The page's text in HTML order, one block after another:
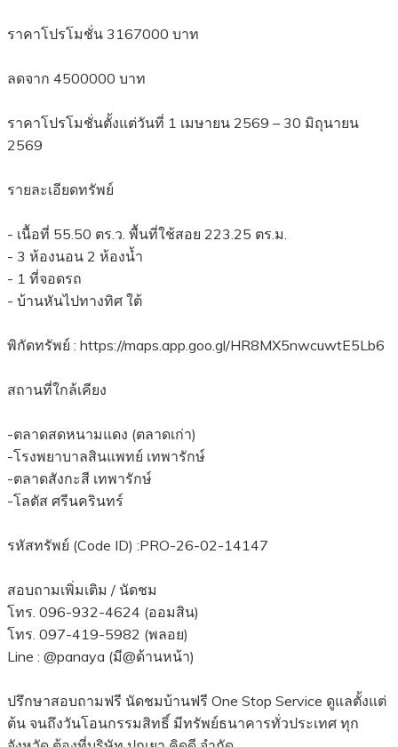
ราคาโปรโมชั่น 3167000 บาท
ลดจาก 4500000 บาท
ราคาโปรโมชั่นตั้งแต่วันที่ 1 เมษายน 2569 – 30 มิถุนายน
2569
รายละเอียดทรัพย์
- เนื้อที่ 55.50 ตร.ว. พื้นที่ใช้สอย 223.25 ตร.ม.
- 3 ห้องนอน 2 ห้องน้ำ
- 1 ที่จอดรถ
- บ้านหันไปทางทิศ ใต้
พิกัดทรัพย์ : https://maps.app.goo.gl/HR8MX5nwcuwtE5Lb6
สถานที่ใกล้เคียง
-ตลาดสดหนามแดง (ตลาดเก่า)
-โรงพยาบาลสินแพทย์ เทพารักษ์
-ตลาดสังกะสี เทพารักษ์
-โลตัส ศรีนครินทร์
รหัสทรัพย์ (Code ID) :PRO-26-02-14147
สอบถามเพิ่มเติม / นัดชม
โทร. 096-932-4624 (ออมสิน)
โทร. 097-419-5982 (พลอย)
Line : @panaya (มี@ด้านหน้า)
ปรึกษาสอบถามฟรี นัดชมบ้านฟรี One Stop Service ดูแลตั้งแต่
ต้น จนถึงวันโอนกรรมสิทธิ์ มีทรัพย์ธนาคารทั่วประเทศ ทุก